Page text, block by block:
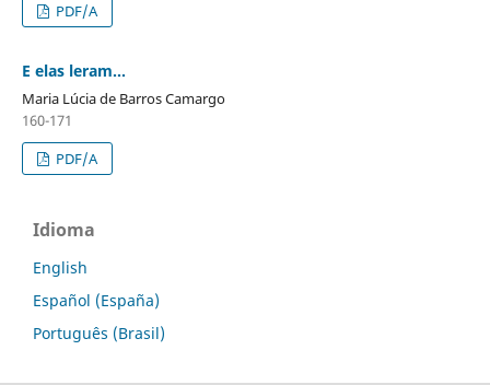
PDF/A
E elas leram...
Maria Lúcia de Barros Camargo
160-171
PDF/A
Idioma
English
Español (España)
Português (Brasil)